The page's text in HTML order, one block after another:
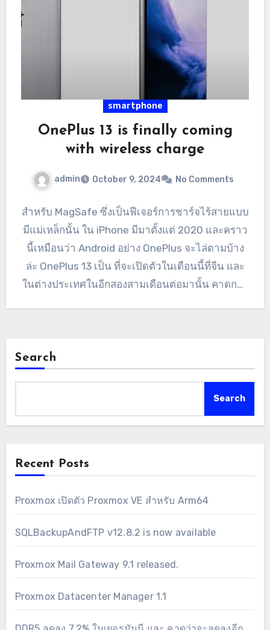
smartphone
OnePlus 13 is finally coming
with wireless charge
admin October 9, 2024 No Comments
สำหรับ MagSafe ซึ่งเป็นฟีเจอร์การชาร์จไร้สายแบบ
มีแม่เหล็กนั้น ใน iPhone มีมาตั้งแต่ 2020 และคราว
นี้เหมือนว่า Android อย่าง OnePlus จะไล่ตามบ้าง
ล่ะ OnePlus 13 เป็น ที่จะเปิดตัวในเดือนนี้ที่จีน และ
ในต่างประเทศในอีกสองสามเดือนต่อมานั้น คาดการ
Search
Search
Recent Posts
Proxmox เปิดตัว Proxmox VE สำหรับ Arm64
SQLBackupAndFTP v12.8.2 is now available
Proxmox Mail Gateway 9.1 released.
Proxmox Datacenter Manager 1.1